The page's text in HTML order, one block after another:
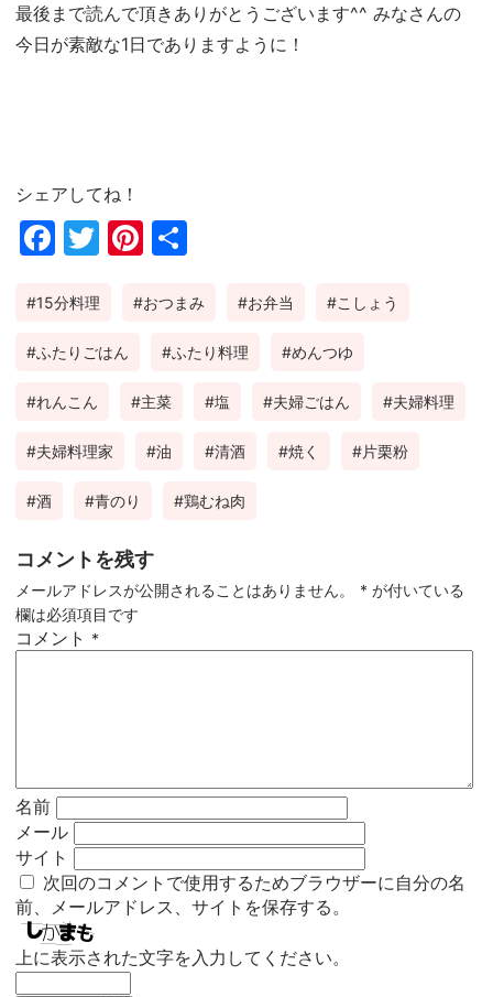
最後まで読んで頂きありがとうございます^^ みなさんの
今日が素敵な1日でありますように！
シェアしてね！
Fac
ok
Twi
Pin
est
15分料理 おつまみ お弁当 こしょう
ふたりごはん ふたり料理 めんつゆ
れんこん 主菜 塩 夫婦ごはん 夫婦料理
夫婦料理家 油 清酒 焼く 片栗粉
酒 青のり 鶏むね肉
コメントを残す
メールアドレスが公開されることはありません。 * が付いている
欄は必須項目です
コメント *
名前
メール
サイト
次回のコメントで使用するためブラウザーに自分の名
前、メールアドレス、サイトを保存する。
上に表示された文字を入力してください。